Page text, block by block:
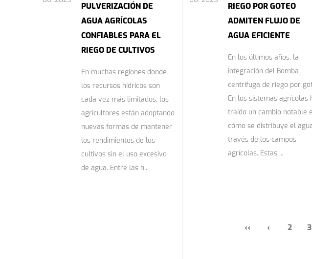
PULVERIZACIÓN DE
AGUA AGRÍCOLAS
CONFIABLES PARA EL
RIEGO DE CULTIVOS
En muchas regiones donde
los recursos hídricos son
cada vez más limitados, los
agricultores están adoptando
nuevas formas de mantener
los rendimientos de los
cultivos sin el uso excesivo
de agua. Entre las h...
RIEGO POR GOTEO
ADMITEN FLUJO DE
AGUA EFICIENTE
En los últimos años, la
integración del Bomba
centrífuga de riego por
En los sistemas agrícolas
traído un cambio notable
cómo se distribuye el
través de los campos
agrícolas. Estas ...
‹‹ ‹ 2 3